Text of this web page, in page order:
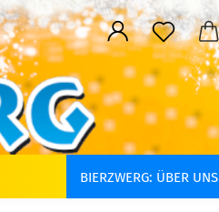
BIERZWERG: ÜBER UNS